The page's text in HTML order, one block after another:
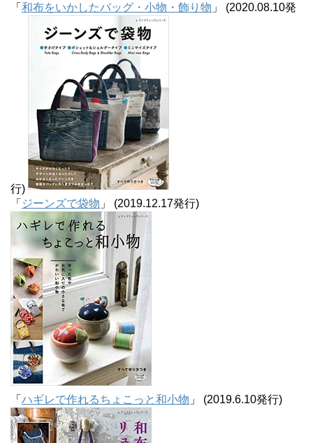
「 和布をいかしたバッグ・小物・飾り物 」 (2020.08.10発
行)
「 ジーンズで袋物 」 (2019.12.17発行)
「 ハギレで作れるちょこっと和小物 」 (2019.6.10発行)